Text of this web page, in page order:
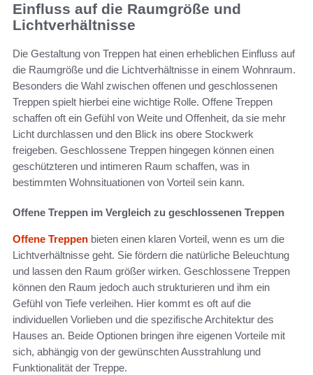
Einfluss auf die Raumgröße und
Lichtverhältnisse
Die Gestaltung von Treppen hat einen erheblichen Einfluss auf
die Raumgröße und die Lichtverhältnisse in einem Wohnraum.
Besonders die Wahl zwischen offenen und geschlossenen
Treppen spielt hierbei eine wichtige Rolle. Offene Treppen
schaffen oft ein Gefühl von Weite und Offenheit, da sie mehr
Licht durchlassen und den Blick ins obere Stockwerk
freigeben. Geschlossene Treppen hingegen können einen
geschützteren und intimeren Raum schaffen, was in
bestimmten Wohnsituationen von Vorteil sein kann.
Offene Treppen im Vergleich zu geschlossenen Treppen
Offene Treppen bieten einen klaren Vorteil, wenn es um die
Lichtverhältnisse geht. Sie fördern die natürliche Beleuchtung
und lassen den Raum größer wirken. Geschlossene Treppen
können den Raum jedoch auch strukturieren und ihm ein
Gefühl von Tiefe verleihen. Hier kommt es oft auf die
individuellen Vorlieben und die spezifische Architektur des
Hauses an. Beide Optionen bringen ihre eigenen Vorteile mit
sich, abhängig von der gewünschten Ausstrahlung und
Funktionalität der Treppe.